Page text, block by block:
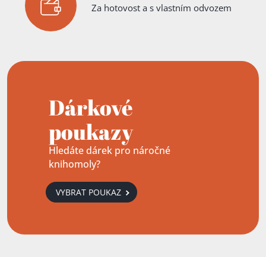
Za hotovost a s vlastním odvozem
Dárkové
poukazy
Hledáte dárek pro náročné
knihomoly?
VYBRAT POUKAZ